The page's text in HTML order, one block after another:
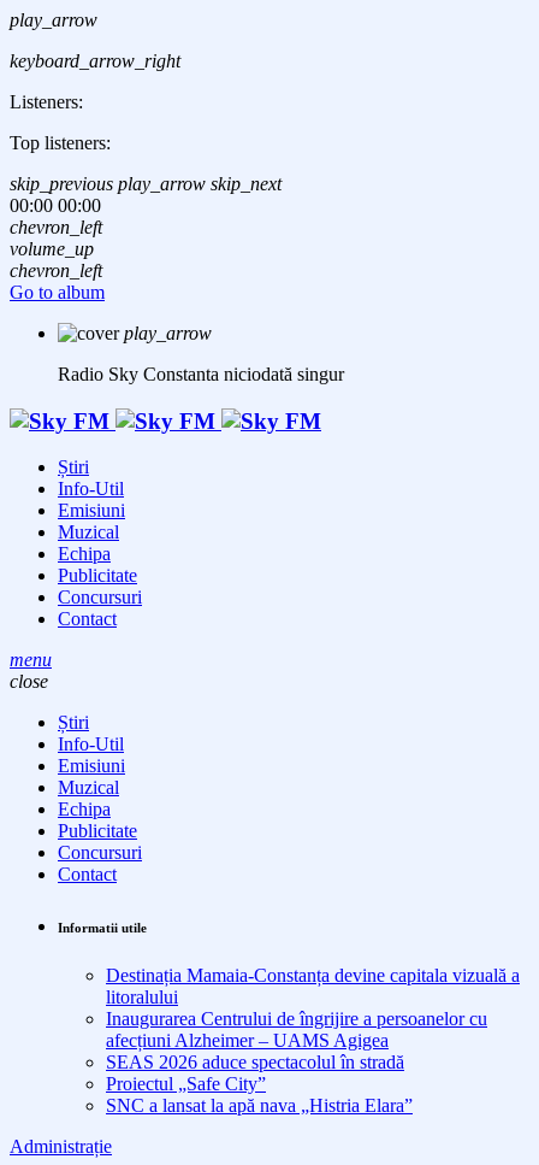
play_arrow
keyboard_arrow_right
Listeners:
Top listeners:
skip_previous play_arrow skip_next
00:00 00:00
chevron_left
volume_up
chevron_left
Go to album
play_arrow
Radio Sky Constanta niciodată singur
Știri
Info-Util
Emisiuni
Muzical
Echipa
Publicitate
Concursuri
Contact
menu
close
Știri
Info-Util
Emisiuni
Muzical
Echipa
Publicitate
Concursuri
Contact
Informatii utile
Destinația Mamaia-Constanța devine capitala vizuală a
litoralului
Inaugurarea Centrului de îngrijire a persoanelor cu
afecțiuni Alzheimer – UAMS Agigea
SEAS 2026 aduce spectacolul în stradă
Proiectul „Safe City”
SNC a lansat la apă nava „Histria Elara”
Administrație